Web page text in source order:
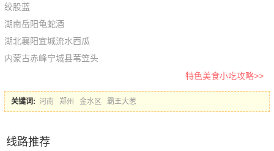
绞股蓝
湖南岳阳龟蛇酒
湖北襄阳宜城流水西瓜
内蒙古赤峰宁城县苇笠头
特色美食小吃攻略>>
关键词: 河南 郑州 金水区 霸王大葱
线路推荐